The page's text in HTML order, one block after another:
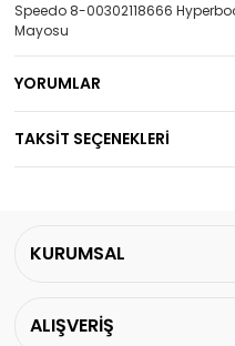
Speedo 8-00302118666
Mayosu
YORUMLAR
TAKSİT SEÇENEKLERİ
KURUMSAL
ALIŞVERİŞ